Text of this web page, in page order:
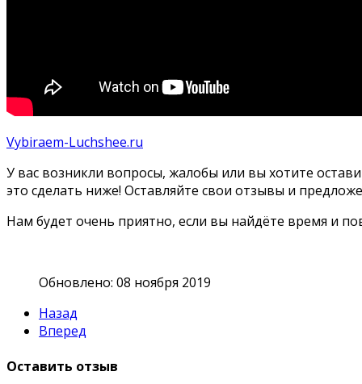
Vybiraem-Luchshee.ru
У вас возникли вопросы, жалобы или вы хотите
это сделать ниже! Оставляйте свои отзывы и
Нам будет очень приятно, если вы найдёте время и
Обновлено: 08 ноября 2019
Назад
Вперед
Оставить отзыв